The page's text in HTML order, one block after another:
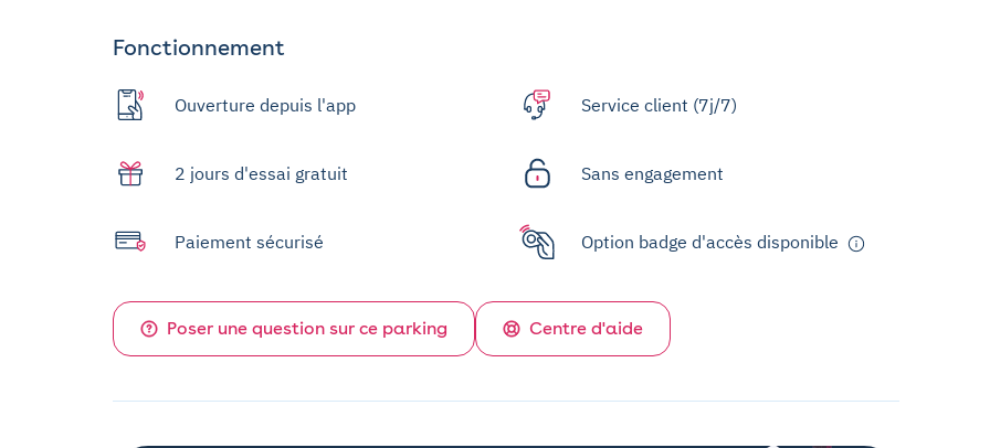
Fonctionnement
Ouverture depuis l'app Service client (7j/7)
2 jours d'essai gratuit Sans engagement
Paiement sécurisé Option badge d'accès disponible
Poser une question sur ce parking Centre d'aide